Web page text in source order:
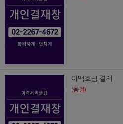
이백호님 결재
(품절)